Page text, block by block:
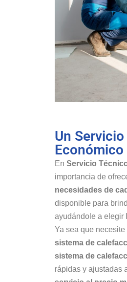
Un
Económico
En Servicio
importancia de
necesidades de
disponible para
ayudándole a elegir
Ya sea que necesite
sistema de
sistema de
rápidas y ajustadas